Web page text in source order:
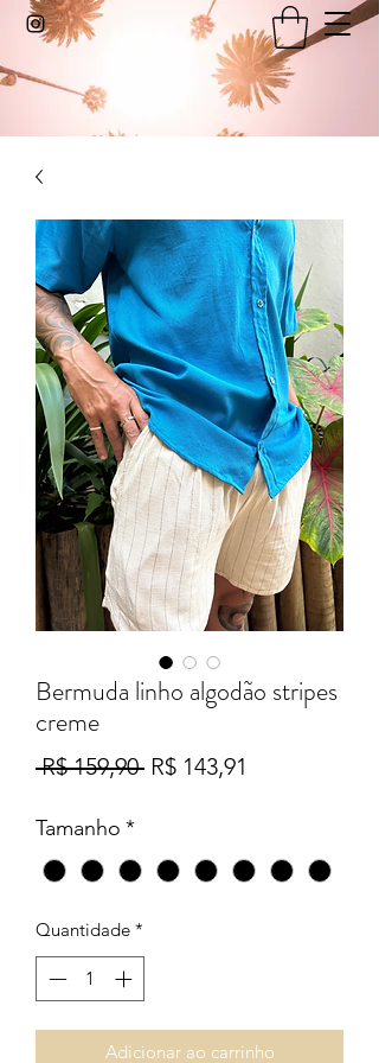
Bermuda linho algodão stripes
creme
R$ 159,90 Preço
R$ 143,91
Tamanho *
Quantidade *
Adicionar ao carrinho